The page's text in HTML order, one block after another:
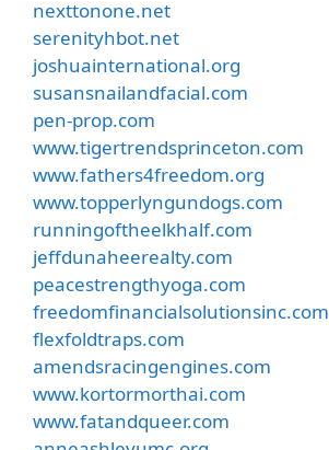
nexttonone.net
serenityhbot.net
joshuainternational.org
susansnailandfacial.com
pen-prop.com
www.tigertrendsprinceton.com
www.fathers4freedom.org
www.topperlyngundogs.com
runningoftheelkhalf.com
jeffdunaheerealty.com
peacestrengthyoga.com
freedomfinancialsolutionsinc.com
flexfoldtraps.com
amendsracingengines.com
www.kortormorthai.com
www.fatandqueer.com